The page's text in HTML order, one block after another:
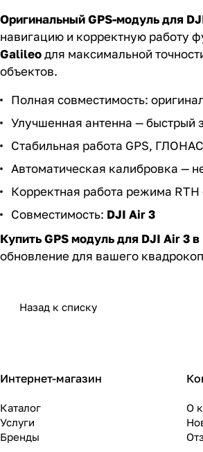
Оригинальный GPS-модуль для
навигацию и корректную работу
Galileoдля максимальной
объектов.
Полная совместимость:
Улучшенная антенна — быстрый
Стабильная работа GPS,
Автоматическая калибровка —
Корректная работа режима
Совместимость: DJI Air 3
Купить GPS модуль для DJI Air 3
обновление для вашего
Назад к списку
Интернет-магазин
Каталог
Услуги
Бренды
О